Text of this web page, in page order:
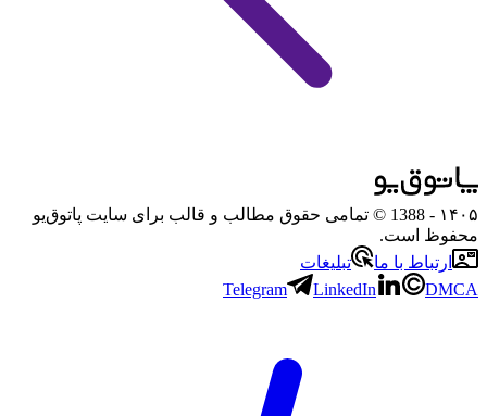
۱۴۰۵
- 1388 © تمامی حقوق مطالب و قالب برای سایت پاتوق‌یو
محفوظ است.
ارتباط با ما
تبلیغات
Telegram
LinkedIn DMCA